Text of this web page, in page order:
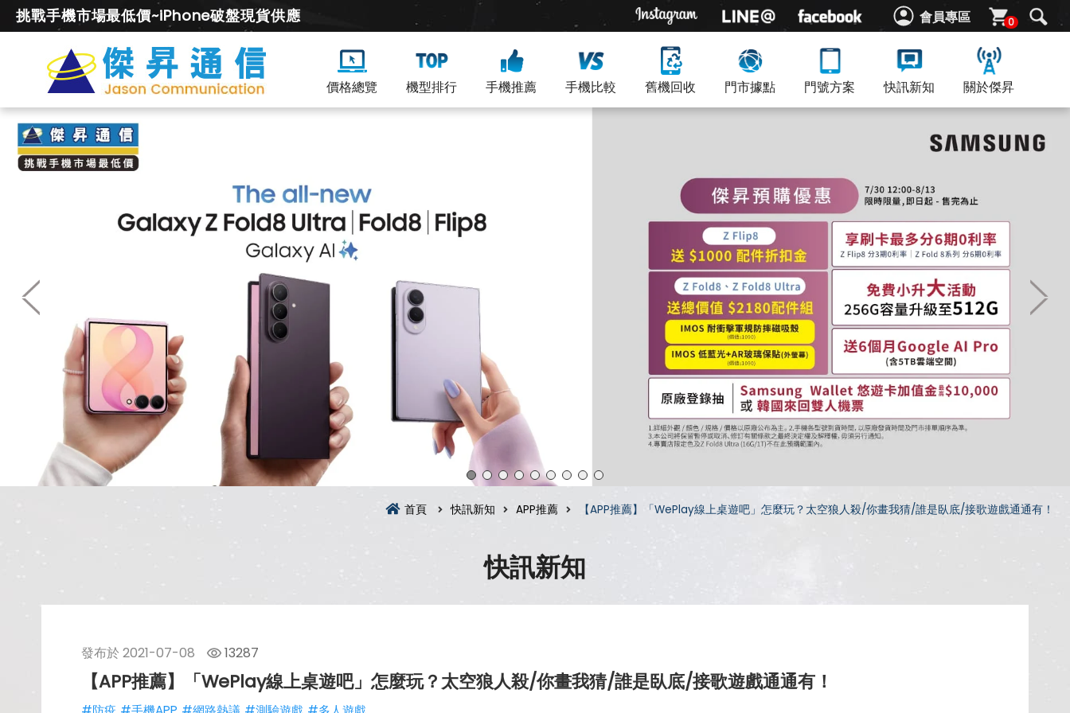
會員專區 0
挑戰手機市場最低價~iPhone破盤現貨供應
價格總覽 機型排行 手機推薦 手機比較 舊機回收 門市據點 門號方案 快訊新知 關於傑昇
首頁 快訊新知 APP推薦 【APP推薦】「WePlay線上桌遊吧」怎麼玩？太空狼人殺/你畫我猜/誰是臥底/接歌遊戲通通有！
快訊新知
發布於 2021-07-08 13287
【APP推薦】「WePlay線上桌遊吧」怎麼玩？太空狼人殺/你畫我猜/誰是臥底/接歌遊戲通通有！